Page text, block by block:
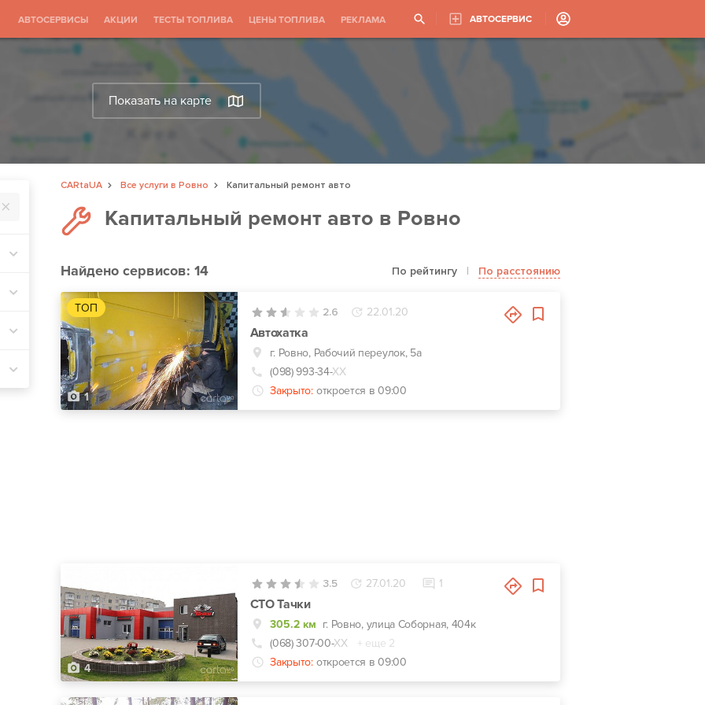
АВТОСЕРВИСЫ АКЦИИ ТЕСТЫ ТОПЛИВА ЦЕНЫ ТОПЛИВА РЕКЛАМА АВТОСЕРВИС
Показать на карте
CARtaUA Все услуги в Ровно
Капитальный ремонт авто
Капитальный ремонт авто в Ровно
Найденосервисов: 14 По рейтингу | По расстоянию
ТОП
1
2.6 22.01.20
Автохатка
г. Ровно, Рабочий переулок, 5а
(098) 993-34-ХХ
Закрыто: откроется в 09:00
4
3.5 27.01.20 1
СТО Тачки
305.2 км г. Ровно, улица Соборная, 404к
(068) 307-00-ХХ
+ еще 2
Закрыто: откроется в 09:00